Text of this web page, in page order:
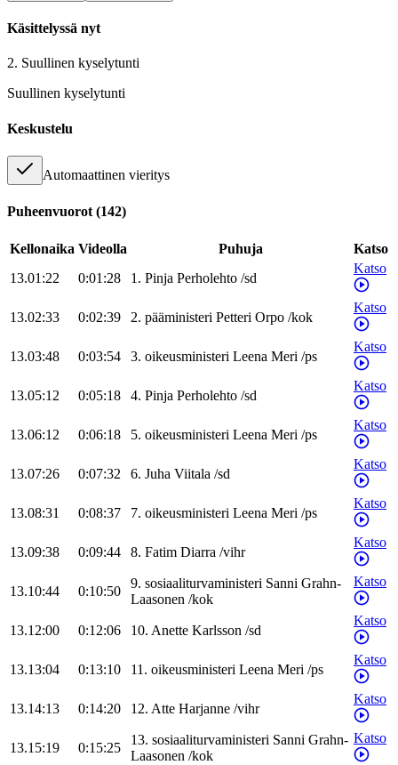
Käsittelyssä nyt
2. Suullinen kyselytunti
Suullinen kyselytunti
Keskustelu
Automaattinen vieritys
Puheenvuorot (142)
Kellonaika Videolla Puhuja
Katso
13.01:22
0:01:28 1. Pinja Perholehto /sd
Katso
13.02:33 0:02:39 2. pääministeri Petteri Orpo /kok
Katso
13.03:48 0:03:54 3. oikeusministeri Leena Meri /ps
Katso
13.05:12 0:05:18 4. Pinja Perholehto /sd
Katso
13.06:12 0:06:18 5. oikeusministeri Leena Meri /ps
Katso
13.07:26 0:07:32 6. Juha Viitala /sd
Katso
13.08:31 0:08:37 7. oikeusministeri Leena Meri /ps
Katso
13.09:38 0:09:44 8. Fatim Diarra /vihr
Katso
13.10:44 0:10:50
9. sosiaaliturvaministeri Sanni Grahn-
Laasonen /kok
Katso
13.12:00 0:12:06 10. Anette Karlsson /sd
Katso
13.13:04 0:13:10 11. oikeusministeri Leena Meri /ps
Katso
13.14:13 0:14:20 12. Atte Harjanne /vihr
Katso
13.15:19 0:15:25
13. sosiaaliturvaministeri Sanni Grahn-
Laasonen /kok
Katso